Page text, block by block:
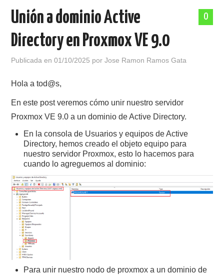
ACERCA DE
PATROCINADORES
0
Unión a dominio Active
Directory en Proxmox VE 9.0
Publicada en01/10/2025 porJose Ramon Ramos Gata
Hola a tod@s,
En este post veremos cómo unir nuestro servidor
Proxmox VE 9.0 a un dominio de Active Directory.
En la consola de Usuarios y equipos de Active
Directory, hemos creado el objeto equipo para
nuestro servidor Proxmox, esto lo hacemos para
cuando lo agreguemos al dominio:
Para unir nuestro nodo de proxmox a un dominio de